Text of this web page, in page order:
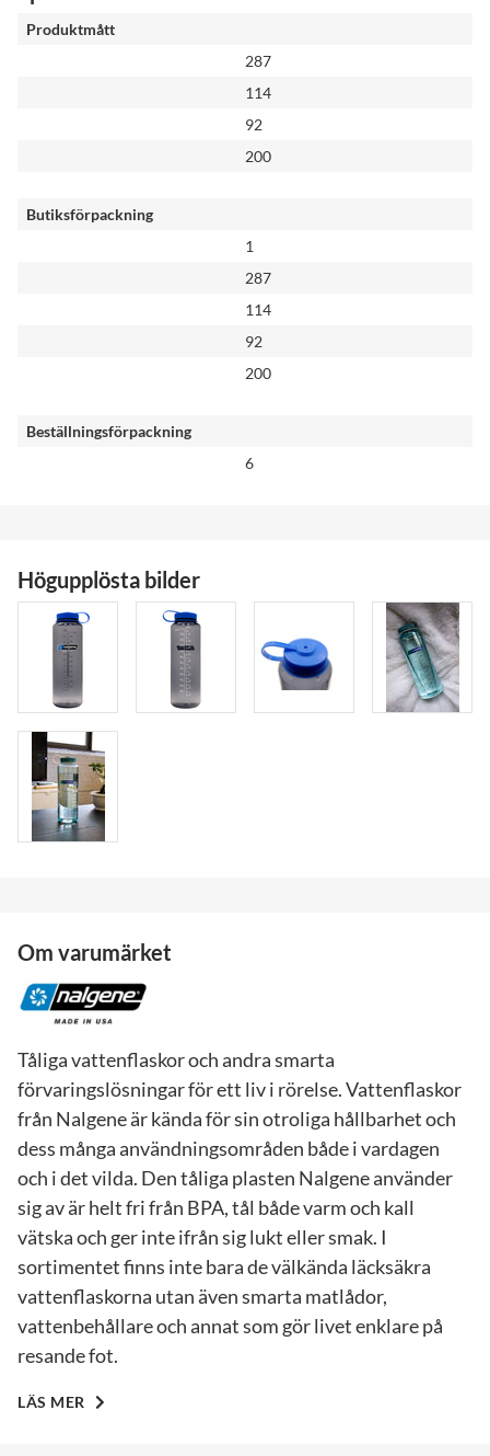
Produktmått
287
114
92
200
Butiksförpackning
1
287
114
92
200
Beställningsförpackning
6
Högupplösta bilder
Om varumärket
Tåliga vattenflaskor och andra smarta
förvaringslösningar för ett liv i rörelse. Vattenflaskor
från Nalgene är kända för sin otroliga hållbarhet och
dess många användningsområden både i vardagen
och i det vilda. Den tåliga plasten Nalgene använder
sig av är helt fri från BPA, tål både varm och kall
vätska och ger inte ifrån sig lukt eller smak. I
sortimentet finns inte bara de välkända läcksäkra
vattenflaskorna utan även smarta matlådor,
vattenbehållare och annat som gör livet enklare på
resande fot.
LÄS MER